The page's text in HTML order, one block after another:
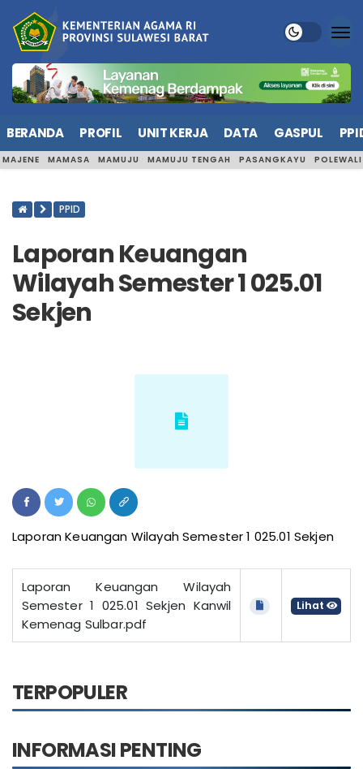
BERANDA PROFIL UNIT KERJA DATA GASPUL
MAJENE MAMASA MAMUJU MAMUJU TENGAH PASANGKAYU
PPID
Laporan Keuangan
Wilayah Semester 1 025.01
Sekjen
Laporan Keuangan Wilayah Semester 1 025.01 Sekjen
Laporan Keuangan Wilayah
Semester 1 025.01 Sekjen Kanwil
Kemenag Sulbar.pdf
Lihat
TERPOPULER
INFORMASI PENTING